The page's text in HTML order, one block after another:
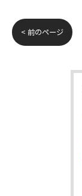
< 前のページ